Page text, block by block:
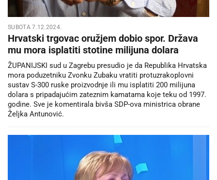
SUBOTA 7.12.2024.
Hrvatski trgovac oružjem dobio spor. Država
mu mora isplatiti stotine milijuna dolara
ŽUPANIJSKI sud u Zagrebu presudio je da Republika Hrvatska
mora poduzetniku Zvonku Zubaku vratiti protuzrakoplovni
sustav S-300 ruske proizvodnje ili mu isplatiti 200 milijuna
dolara s pripadajućim zateznim kamatama koje teku od 1997.
godine. Sve je komentirala bivša SDP-ova ministrica obrane
Željka Antunović.